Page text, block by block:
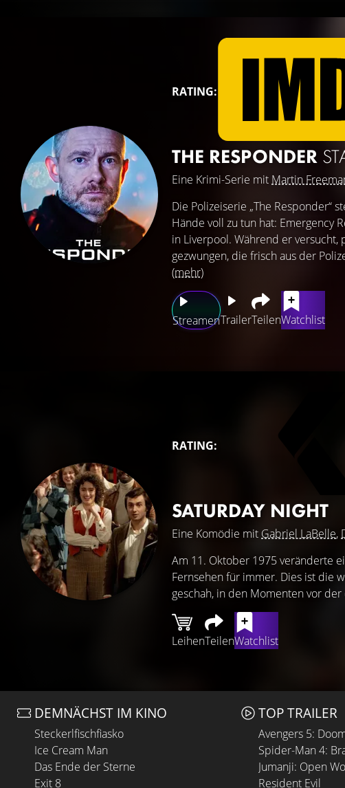
RATING:
THE RESPONDER
Eine Krimi-Serie mit Martin
StreamenTrailerTeilenWatchlist
Die Polizeiserie „The Responder“
Hände voll zu tun hat: Emergency
in Liverpool. Während er
gezwungen, die frisch aus der
(mehr)
RATING:
SATURDAY NIGHT
Eine Komödie mit Gabriel LaBelle,
LeihenTeilenWatchlist
Am 11. Oktober 1975 veränderte
Fernsehen für immer. Dies ist die
geschah, in den Momenten vor der
DEMNÄCHST IM KINO
Steckerlfischfiasko
Ice Cream Man
Das Ende der Sterne
Exit 8
TOP TRAILER
Avengers 5:
Spider-Man 4:
Jumanji: Open
Resident Evil